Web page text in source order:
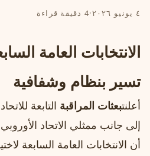
٤ يونيو ٢٠٢٦ ·4 دقيقة قراءة
الانتخابات العامة
تسير بنظام وشفافية
أعلنتبعثات المراقبة التابعة
إلى جانب ممثلي الاتحاد
أن الانتخابات العامة السابعة